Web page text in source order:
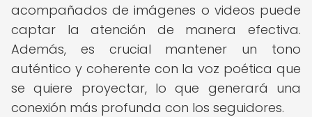
acompañados de imágenes o videos puede
captar la atención de manera efectiva.
Además, es crucial mantener un tono
auténtico y coherente con la voz poética que
se quiere proyectar, lo que generará una
conexión más profunda con los seguidores.